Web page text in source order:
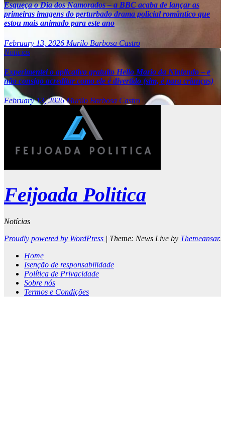
Esqueça o Dia dos Namorados – a BBC acaba de lançar as
primeiras imagens do perturbado drama policial romântico que
estou mais animado para este ano
February 13, 2026 Murilo Barbosa Castro
Notícias
Experimentei o aplicativo gratuito Hello Mario da Nintendo – e
não consigo acreditar como ele é divertido (sim, é para crianças)
February 13, 2026Murilo Barbosa Castro
Feijoada Politica
Notícias
Proudly powered by WordPress | Theme: News Live by Themeansar.
Home
Isenção de responsabilidade
Política de Privacidade
Sobre nós
Termos e Condições